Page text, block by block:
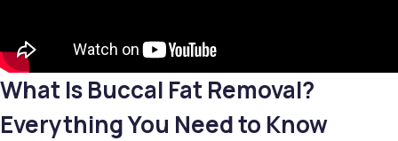
What Is Buccal Fat Removal?
Everything You Need to Know